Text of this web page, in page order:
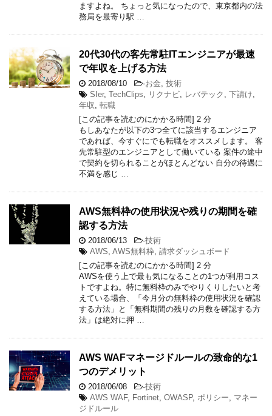
ますよね。 ちょっと気になったので、東京都内の法
務局を最寄り駅 …
20代30代の客先常駐ITエンジニアが最速
で年収を上げる方法
2018/08/10 -お金 技術
SIer, TechClips リクナビ レバテック 下請け
年収
転職
[この記事を読むのにかかる時間] 2 分
もしあなたが以下の3つ全てに該当するエンジニア
であれば、今すぐにでも転職をオススメします。 客
先常駐型のエンジニアとして働いている 案件の途中
で契約を切られることがほとんどない 自分の待遇に
不満を感じ …
AWS無料枠の使用状況や残りの期間を確
認する方法
2018/06/13 -技術
AWS AWS無料枠 請求ダッシュボード
[この記事を読むのにかかる時間] 2 分
AWSを使う上で最も気になることの1つが利用コス
トですよね。特に無料枠のみでやりくりしたいと考
えている場合、「今月分の無料枠の使用状況を確認
する方法」と「無料期間の残りの月数を確認する方
法」は絶対に押 …
AWS WAFマネージドルールの致命的な1
つのデメリット
2018/06/08 -技術
AWS WAF, Fortinet OWASP, ポリシー
マネー
ジドルール